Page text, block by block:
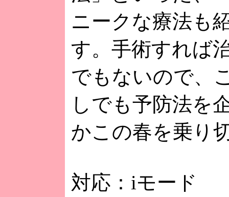
ニークな療法も
す。手術すれば
でもないので、
しでも予防法を
かこの春を乗り
対応：iモード